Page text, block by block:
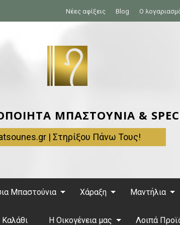
Νέες αφίξεις Blog Ο
ΜΠΑΣΤΟΥΝΙΑ &
| Στηρίξου Πάνω Τους!
Μπαστούνια Χάραξη Μαντήλια
Καλάθι Η Οικογένεια μας Λοιπά